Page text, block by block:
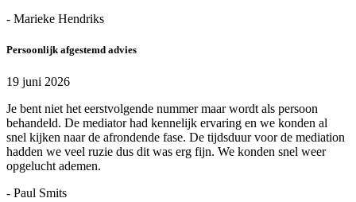
- Marieke Hendriks
Persoonlijk afgestemd advies
19 juni 2026
Je bent niet het eerstvolgende nummer maar wordt als persoon
behandeld. De mediator had kennelijk ervaring en we konden al
snel kijken naar de afrondende fase. De tijdsduur voor de mediation
hadden we veel ruzie dus dit was erg fijn. We konden snel weer
opgelucht ademen.
- Paul Smits